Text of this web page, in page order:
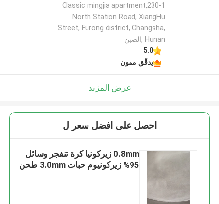
Classic mingjia apartment,230-1
North Station Road, XiangHu
Street, Furong district, Changsha,
Hunan ,الصين
5.0
يدقّق ممون
عرض المزيد
احصل على افضل سعر ل
0.8mm زيركونيا كرة تنفجر وسائل
95% زيركونيوم حبات 3.0mm طحن